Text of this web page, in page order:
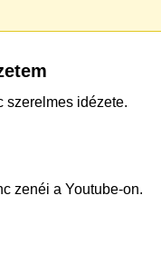
szerelmes idézete.
zenéi a Youtube-on.